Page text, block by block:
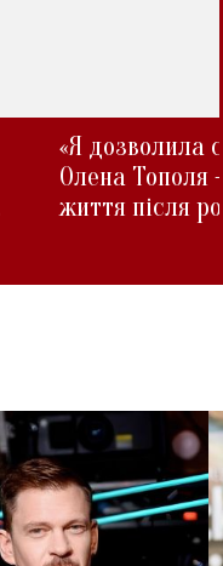
«Я дозволила
Олена Тополя
життя після